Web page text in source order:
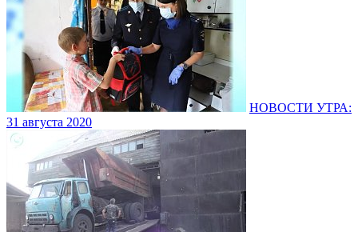
НОВОСТИ УТРА:
31 августа 2020